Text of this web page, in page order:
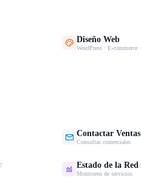
 Diseño Web
WordPress · E-commerce
 Contactar Ventas
Consultas comerciales
 Estado de la Red
Monitoreo de servicios